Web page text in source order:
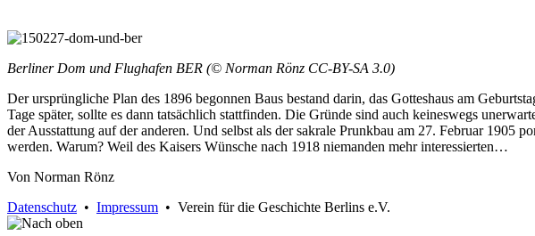
Berliner Dom und Flughafen BER (© Norman Rönz CC-BY-SA 3.0)
Der ursprüngliche Plan des 1896 begonnen Baus bestand darin, das Gotteshaus am
Tage später, sollte es dann tatsächlich stattfinden. Die Gründe sind auch keineswegs
der Ausstattung auf der anderen. Und selbst als der sakrale Prunkbau am 27. Februar
werden. Warum? Weil des Kaisers Wünsche nach 1918 niemanden mehr interessierten…
Von Norman Rönz
Datenschutz • Impressum • Verein für die Geschichte Berlins e.V.